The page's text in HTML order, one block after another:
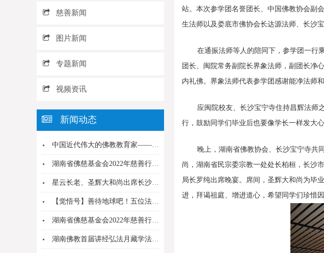
慈善新闻
图片新闻
专题新闻
视频资讯
新闻动态
中国近代伟大的佛教教育家——敬安
湖南省佛慈基金会2022年慈善行 第十八站 醴...
星云长老、圣辉大和尚出席长沙县松雅禅院奠基典礼
【觉悟号】善待地球吧！五位法师这样说丨世界地球...
湖南省佛慈基金会2022年慈善行 第十四站江永...
湖南佛教首届讲经弘法月藏学法师主讲《药师经》圆...
站。本次参学团名誉团长、中国佛教协会副
生法师以及娄底市佛协会长达源法师、长沙
在通振法师等人的陪同下，参学团一行
团长、闽院常务副院长界象法师，副团长净
内礼佛。界象法师代表参学团感谢能净法师
应闽院校友、长沙宝宁寺住持昌辉法师
行，鼓励同学们毕业后也要像学长一样发大
晚上，湖南省佛教协会、长沙宝宁寺共
尚，湖南省民宗委宗教一处处长柏桓，长沙
局长罗纯出席晚宴。席间，圣辉大和尚为毕
进，拜谒祖庭、增进道心，希望同学们珍惜